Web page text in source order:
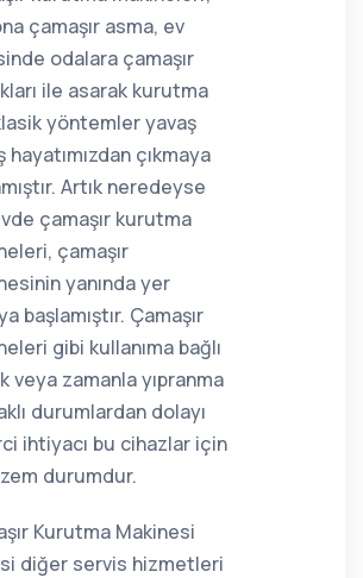
çamaşır asma, ev
odalara çamaşır
ile asarak kurutma
yöntemler yavaş
hayatımızdan çıkmaya
Artık neredeyse
çamaşır kurutma
çamaşır
yanında yer
başlamıştır. Çamaşır
gibi kullanıma bağlı
veya zamanla yıpranma
durumlardan dolayı
ihtiyacı bu cihazlar için
durumdur.
Kurutma Makinesi
diğer servis hizmetleri